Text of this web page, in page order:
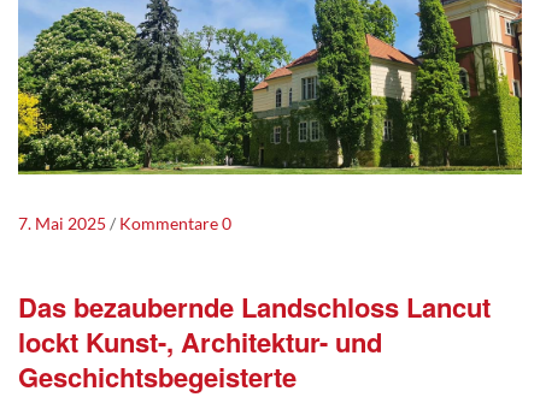
7. Mai 2025 Kommentare 0
Das bezaubernde Landschloss Lancut
lockt Kunst-, Architektur- und
Geschichtsbegeisterte